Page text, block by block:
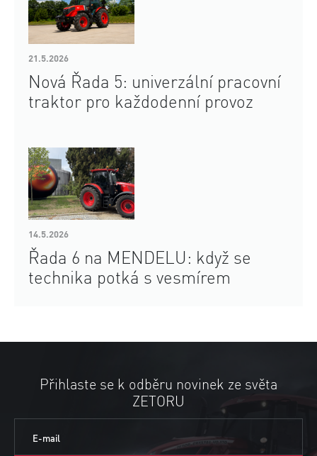
Nová Řada 5: univerzální pracovní
traktor pro každodenní provoz
21.5.2026
Řada 6 na MENDELU: když se
technika potká s vesmírem
14.5.2026
Přihlaste se k odběru novinek ze světa
ZETORU
E-mail